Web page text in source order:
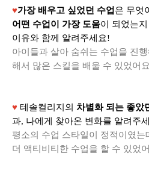
♥가장 배우고 싶었던 수업 은 무엇
어떤 수업이 가장 도움이 되었는지
이유와 함께 알려주세요!
아이들과 살아 숨쉬는 수업을 진
해서 많은 스킬을 배울 수 있었어
♥ 테솔컬리지의 차별화 되는 좋았
과, 나에게 찾아온 변화를 알려주
평소의 수업 스타일이 정적이였
더 액티비티한 수업을 할 수 있었